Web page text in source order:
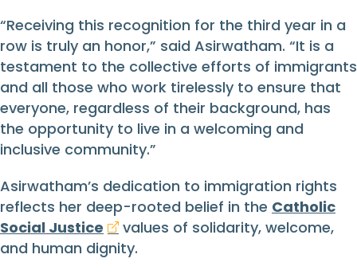
“Receiving this recognition for the third year in a
row is truly an honor,” said Asirwatham. “It is a
testament to the collective efforts of immigrants
and all those who work tirelessly to ensure that
everyone, regardless of their background, has
the opportunity to live in a welcoming and
inclusive community.”
Asirwatham’s dedication to immigration rights
reflects her deep-rooted belief in the Catholic
Social Justice
values of solidarity, welcome,
and human dignity.